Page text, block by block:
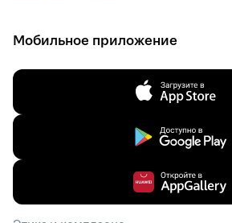
Мобильное приложение